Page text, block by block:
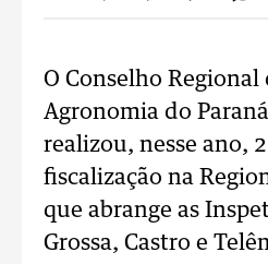
O Conselho Regional
Agronomia do
realizou, nesse ano,
fiscalização na
que abrange as
Grossa, Castro e